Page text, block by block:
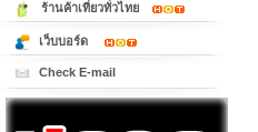
ร้านค้าเที่ยวทั่วไทย
เว็บบอร์ด
Check E-mail